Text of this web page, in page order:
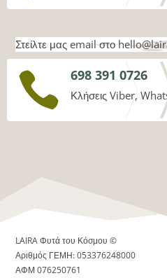
Στείλτε μας email στο
 698 391 0726
Κλήσεις Viber,
LAIRA Φυτά του Κόσμου ©
Αριθμός ΓΕΜΗ: 053376248000
ΑΦΜ 076250761